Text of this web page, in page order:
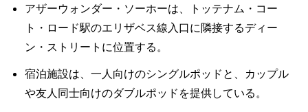
アザーウォンダー・ソーホーは、トッテナム・コー
ト・ロード駅のエリザベス線入口に隣接するディー
ン・ストリートに位置する。
宿泊施設は、一人向けのシングルポッドと、カップル
や友人同士向けのダブルポッドを提供している。